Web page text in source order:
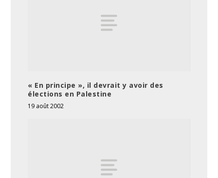
« En principe », il devrait y avoir des
élections en Palestine
19 août 2002